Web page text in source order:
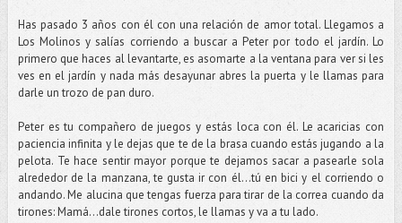
Has pasado 3 años con él con una relación de amor total. Llegamos a
Los Molinos y salías corriendo a buscar a Peter por todo el jardín. Lo
primero que haces al levantarte, es asomarte a la ventana para ver si les
ves en el jardín y nada más desayunar abres la puerta y le llamas para
darle un trozo de pan duro.
Peter es tu compañero de juegos y estás loca con él. Le acaricias con
paciencia infinita y le dejas que te de la brasa cuando estás jugando a la
pelota. Te hace sentir mayor porque te dejamos sacar a pasearle sola
alrededor de la manzana, te gusta ir con él...tú en bici y el corriendo o
andando. Me alucina que tengas fuerza para tirar de la correa cuando da
tirones: Mamá...dale tirones cortos, le llamas y va a tu lado.